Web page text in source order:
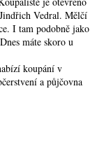
Vedral. Mělčí
I tam podobně jako
máte skoro u
koupání v
a půjčovna